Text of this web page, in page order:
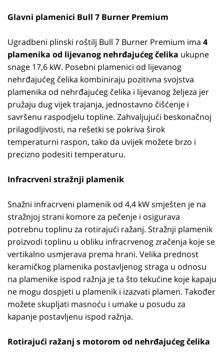
Glavni plamenici Bull 7 Burner Premium
Ugradbeni plinski roštilj Bull 7 Burner Premium ima 4
plamenika od lijevanog nehrđajućeg čelika ukupne
snage 17,6 kW. Posebni plamenici od lijevanog
nehrđajućeg čelika kombiniraju pozitivna svojstva
plamenika od nehrđajućeg čelika i lijevanog željeza jer
pružaju dug vijek trajanja, jednostavno čišćenje i
savršenu raspodjelu topline. Zahvaljujući beskonačnoj
prilagodljivosti, na rešetki se pokriva širok
temperaturni raspon, tako da uvijek možete brzo i
precizno podesiti temperaturu.
Infracrveni stražnji plamenik
Snažni infracrveni plamenik od 4,4 kW smješten je na
stražnjoj strani komore za pečenje i osigurava
potrebnu toplinu za rotirajući ražanj. Stražnji plamenik
proizvodi toplinu u obliku infracrvenog zračenja koje se
vertikalno usmjerava prema hrani. Velika prednost
keramičkog plamenika postavljenog straga u odnosu
na plamenike ispod ražnja je ta što tekućine koje kapaju
ne mogu dospjeti u plamenik i izazvati plamen. Također
možete skupljati masnoću i umake u posudu za
kapanje postavljenu ispod ražnja.
Rotirajući ražanj s motorom od nehrđajućeg čelika